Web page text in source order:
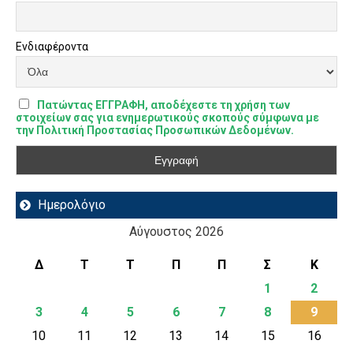
Ενδιαφέροντα
Πατώντας ΕΓΓΡΑΦΗ, αποδέχεστε τη χρήση των
στοιχείων σας για ενημερωτικούς σκοπούς σύμφωνα με
την Πολιτική Προστασίας Προσωπικών Δεδομένων.
Ημερολόγιο
Αύγουστος 2026
Δ Τ Τ Π Π Σ
Κ
1
2
3
4 5 6 7 8
9
10
11 12 13 14 15
16